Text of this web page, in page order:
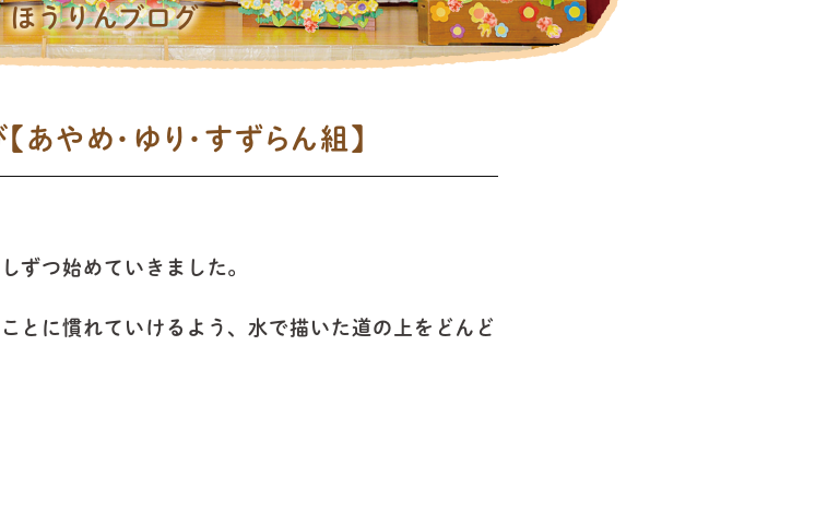
ほうりんブログ
あやめ・ゆり・すずらん組】
ずつ始めていきました。
とに慣れていけるよう、水で描いた道の上をどんど